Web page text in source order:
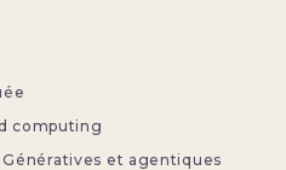
computing
et agentiques